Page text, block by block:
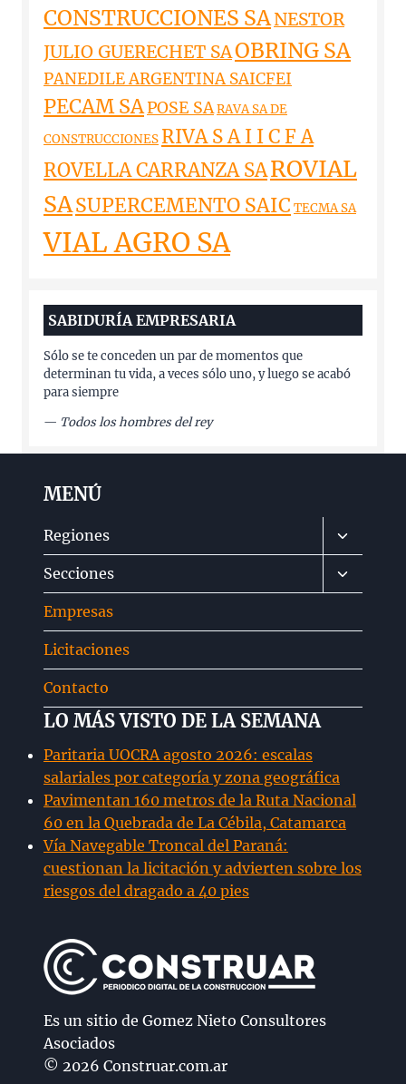
CONSTRUCCIONES SANESTOR
JULIO GUERECHET SAOBRING SA
PANEDILE ARGENTINA SAICFEI
PECAM SAPOSE SARAVA SA DE
CONSTRUCCIONES RIVA S A I I C F A
ROVELLA CARRANZA SAROVIAL
SASUPERCEMENTO SAIC TECMA SA
VIAL AGRO SA
SABIDURÍA EMPRESARIA
Sólo se te conceden un par de momentos que
determinan tu vida, a veces sólo uno, y luego se acabó
para siempre
— Todos los hombres del rey
MENÚ
Regiones
Alternar
menú
hijo
Secciones
Alternar
menú
Empresas
Licitaciones
Contacto
LO MÁS VISTO DE LA SEMANA
Paritaria UOCRA agosto 2026: escalas
salariales por categoría y zona geográfica
Pavimentan 160 metros de la Ruta Nacional
60 en la Quebrada de La Cébila, Catamarca
Vía Navegable Troncal del Paraná:
cuestionan la licitación y advierten sobre los
riesgos del dragado a 40 pies
Es un sitio de Gomez Nieto Consultores
Asociados
© 2026 Construar.com.ar